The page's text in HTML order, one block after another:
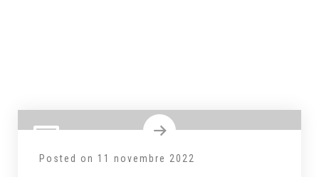
Posted on 11 novembre 2022